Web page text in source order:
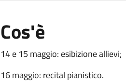
Cos'è
14 e 15 maggio: esibizione allievi;
16 maggio: recital pianistico.